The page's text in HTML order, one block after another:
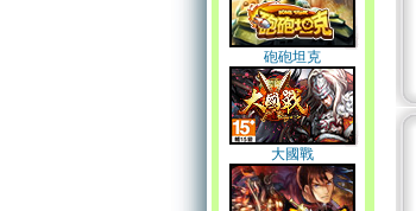
砲砲坦克
大國戰